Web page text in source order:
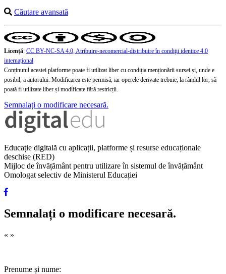
Căutare avansată
Licență: CC BY-NC-SA 4.0, Atribuire-necomercial-distribuire în condiţii identice 4.0
internațional
Conținutul acestei platforme poate fi utilizat liber cu condiția menționării sursei și, unde e
posibil, a autorului. Modificarea este permisă, iar operele derivate trebuie, la rândul lor, să
poată fi utilizate liber și modificate fără restricții.
Semnalați o modificare necesară.
Educație digitală cu aplicații, platforme și resurse educaționale
deschise (RED)
Mijloc de învățământ pentru utilizare în sistemul de învățământ
Omologat selectiv de Ministerul Educației
Semnalați o modificare necesară.
« »
Prenume și nume: